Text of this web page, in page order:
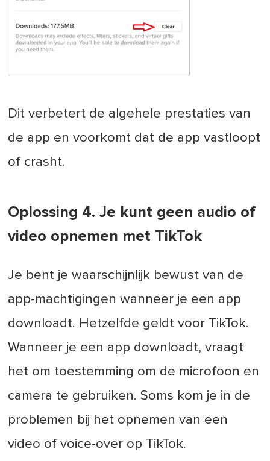
Dit verbetert de algehele prestaties van
de app en voorkomt dat de app vastloopt
of crasht.
Oplossing 4. Je kunt geen audio of
video opnemen met TikTok
Je bent je waarschijnlijk bewust van de
app-machtigingen wanneer je een app
downloadt. Hetzelfde geldt voor TikTok.
Wanneer je een app downloadt, vraagt
het om toestemming om de microfoon en
camera te gebruiken. Soms kom je in de
problemen bij het opnemen van een
video of voice-over op TikTok.